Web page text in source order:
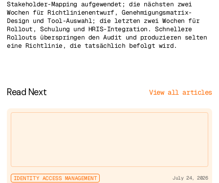
Stakeholder-Mapping aufgewendet; die nächsten zwei
Wochen für Richtlinienentwurf, Genehmigungsmatrix-
Design und Tool-Auswahl; die letzten zwei Wochen für
Rollout, Schulung und HRIS-Integration. Schnellere
Rollouts überspringen den Audit und produzieren selten
eine Richtlinie, die tatsächlich befolgt wird.
Read Next View all articles
IDENTITY ACCESS MANAGEMENT July 24, 2026